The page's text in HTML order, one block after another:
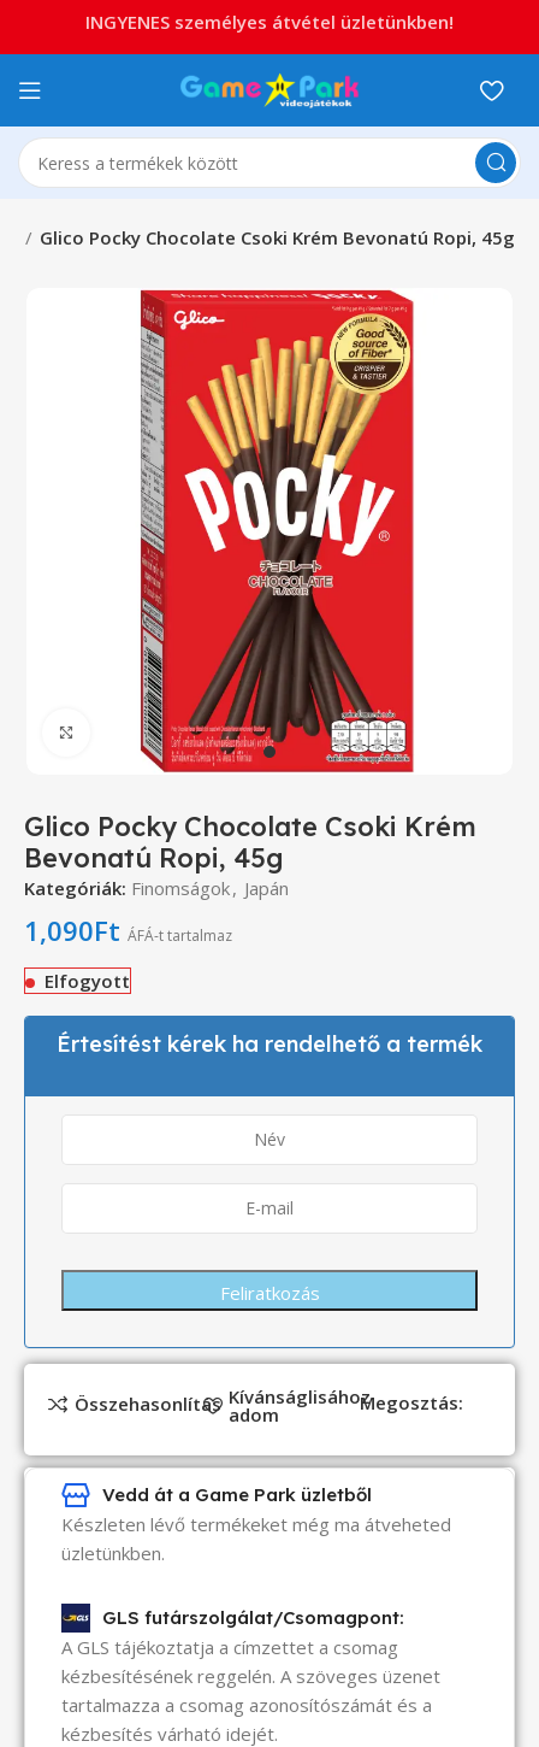
Glico Pocky Chocolate Csoki Krém Bevonatú Ropi, 45g
Click to enlarge
Glico Pocky Chocolate Csoki Krém
Bevonatú Ropi, 45g
Kategóriák: Finomságok, Japán
1,090Ft ÁFÁ-t tartalmaz
Elfogyott
Értesítést kérek ha rendelhető a termék
Összehasonlítás Kívánságlisához
adom Megosztás:
Vedd át a Game Park üzletből
Készleten lévő termékeket még ma átveheted
üzletünkben.
GLS futárszolgálat/Csomagpont:
A GLS tájékoztatja a címzettet a csomag
kézbesítésének reggelén. A szöveges üzenet
tartalmazza a csomag azonosítószámát és a
kézbesítés várható idejét.
INGYENES személyes átvétel üzletünkben!